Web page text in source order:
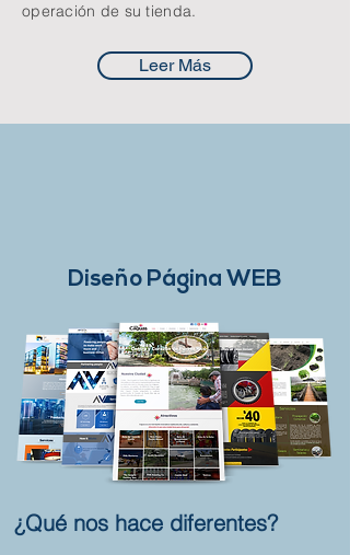
operación de su tienda.
Leer Más
Diseño Página WEB
¿Qué nos hace diferentes?